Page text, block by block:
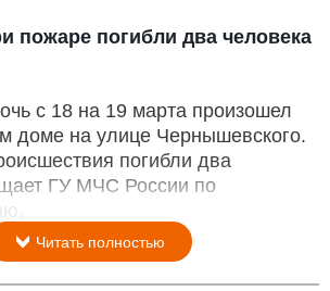
пожаре погибли два человека
с 18 на 19 марта произошел
доме на улице Чернышевского.
погибли два
ГУ МЧС России по
Читать полностью